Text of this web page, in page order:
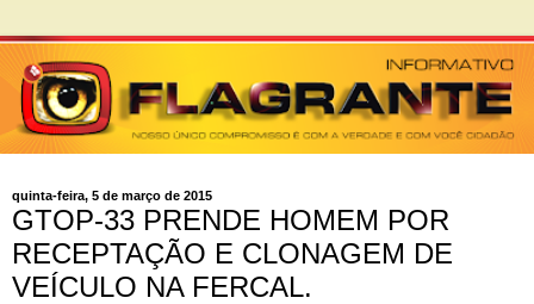
quinta-feira, 5 de março de 2015
GTOP-33 PRENDE HOMEM POR
RECEPTAÇÃO E CLONAGEM DE
VEÍCULO NA FERCAL.